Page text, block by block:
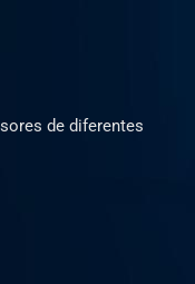
de diferentes